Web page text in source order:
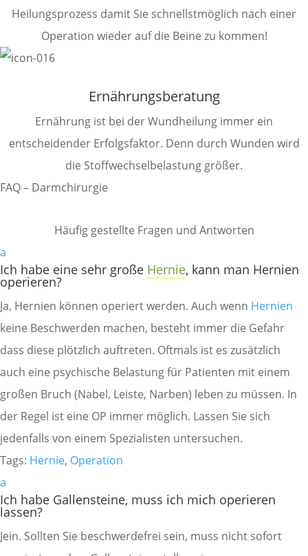
Heilungsprozess damit Sie schnellstmöglich nach einer
Operation wieder auf die Beine zu kommen!
Ernährungsberatung
Ernährung ist bei der Wundheilung immer ein
entscheidender Erfolgsfaktor. Denn durch Wunden wird
die Stoffwechselbelastung größer.
FAQ – Darmchirurgie
Häufig gestellte Fragen und Antworten
a
Ich habe eine sehr große Hernie, kann man Hernien
operieren?
Ja, Hernien können operiert werden. Auch wenn Hernien
keine Beschwerden machen, besteht immer die Gefahr
dass diese plötzlich auftreten. Oftmals ist es zusätzlich
auch eine psychische Belastung für Patienten mit einem
großen Bruch (Nabel, Leiste, Narben) leben zu müssen. In
der Regel ist eine OP immer möglich. Lassen Sie sich
jedenfalls von einem Spezialisten untersuchen.
Tags: Hernie, Operation
a
Ich habe Gallensteine, muss ich mich operieren
lassen?
Jein. Sollten Sie beschwerdefrei sein, muss nicht sofort